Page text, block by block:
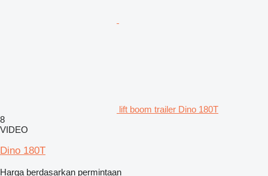
lift boom trailer Dino 180T
8
VIDEO
Dino 180T
Harga berdasarkan permintaan